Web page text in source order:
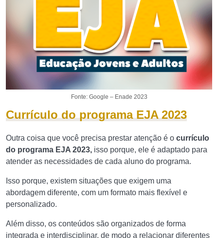
Fonte: Google – Enade 2023
Currículo do programa EJA 2023
Outra coisa que você precisa prestar atenção é o currículo
do programa EJA 2023, isso porque, ele é adaptado para
atender as necessidades de cada aluno do programa.
Isso porque, existem situações que exigem uma
abordagem diferente, com um formato mais flexível e
personalizado.
Além disso, os conteúdos são organizados de forma
integrada e interdisciplinar, de modo a relacionar diferentes